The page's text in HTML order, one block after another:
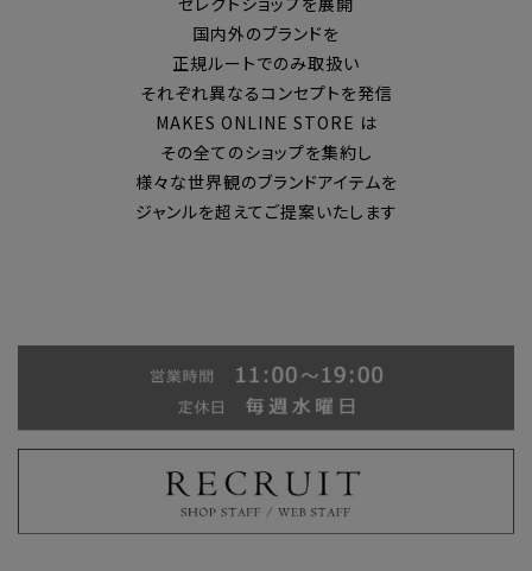
国内外のブランドを
正規ルートでのみ取扱い
それぞれ異なるコンセプトを発信
MAKES ONLINE STORE は
その全てのショップを集約し
様々な世界観のブランドアイテムを
ジャンルを超えてご提案いたします